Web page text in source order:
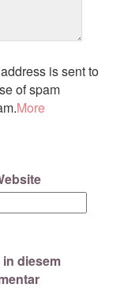
is sent to
of spam
More
in diesem